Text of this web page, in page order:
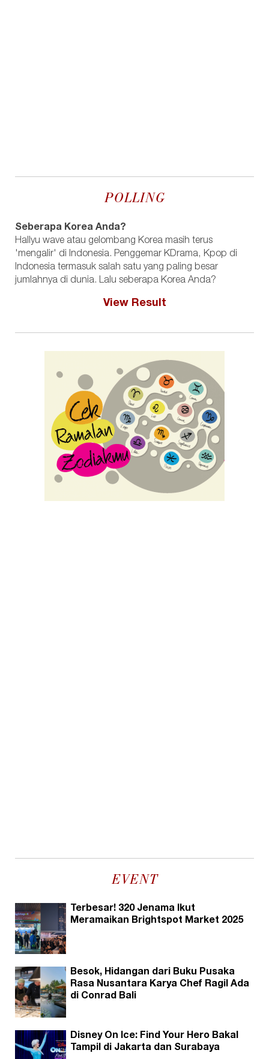
POLLING
Seberapa Korea Anda?
Hallyu wave atau gelombang Korea masih terus
'mengalir' di Indonesia. Penggemar KDrama, Kpop di
Indonesia termasuk salah satu yang paling besar
jumlahnya di dunia. Lalu seberapa Korea Anda?
View Result
EVENT
Terbesar! 320 Jenama Ikut
Meramaikan Brightspot Market 2025
Besok, Hidangan dari Buku Pusaka
Rasa Nusantara Karya Chef Ragil Ada
di Conrad Bali
Disney On Ice: Find Your Hero Bakal
Tampil di Jakarta dan Surabaya